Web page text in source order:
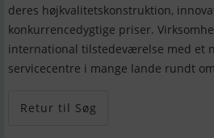
deres højkvalitetskonstruktion,
konkurrencedygtige priser.
international tilstedeværelse med et
servicecentre i mange lande rundt
Retur til Søg